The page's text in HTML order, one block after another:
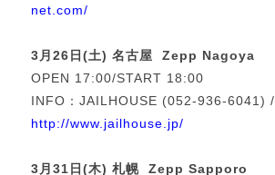
net.com/
3月26日(土) 名古屋 Zepp Nagoya
OPEN 17:00/START 18:00
INFO：JAILHOUSE (052-936-6041) /
http://www.jailhouse.jp/
3月31日(木) 札幌 Zepp Sapporo